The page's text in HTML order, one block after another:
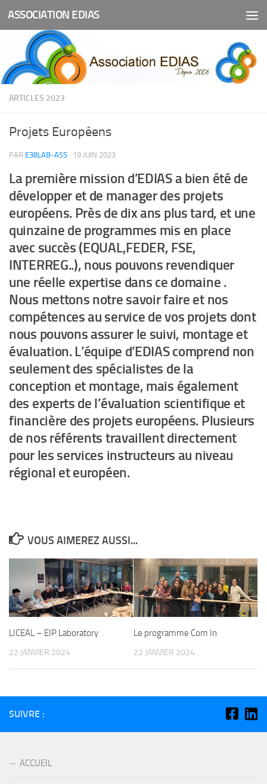
Skip to content
ASSOCIATION EDIAS
ARTICLES 2023
Projets Européens
PAR E38LAB-ASS · 19 JUIN 2023
La première mission d’EDIAS a bien été de
développer et de manager des projets
européens. Près de dix ans plus tard, et une
quinzaine de programmes mis en place
avec succès (EQUAL,FEDER, FSE,
INTERREG..), nous pouvons revendiquer
une réelle expertise dans ce domaine .
Nous mettons notre savoir faire et nos
compétences au service de vos projets dont
nous pouvons assurer le suivi, montage et
évaluation. L’équipe d’EDIAS comprend non
seulement des spécialistes de la
conception et montage, mais également
des experts de l’évaluation scientifique et
financière des projets européens. Plusieurs
de nos référents travaillent directement
pour les services instructeurs au niveau
régional et européen.
VOUS AIMEREZ AUSSI...
LICEAL – EIP Laboratory
22 JANVIER 2024
Le programme Com In
22 JANVIER 2024
SUIVRE :
ACCUEIL